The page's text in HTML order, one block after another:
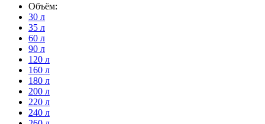
Объём:
30 л
35 л
60 л
90 л
120 л
160 л
180 л
200 л
220 л
240 л